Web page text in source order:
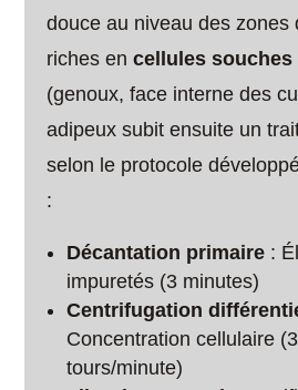
douce au niveau des zones
riches encellules souches
(genoux, face interne des
adipeux subit ensuite un
selon le protocole
:
Décantation primaire :
impuretés (3 minutes)
Centrifugation
Concentration cellulaire
tours/minute)